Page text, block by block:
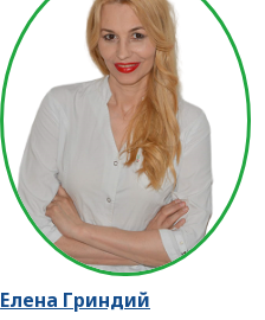
Елена Гриндий